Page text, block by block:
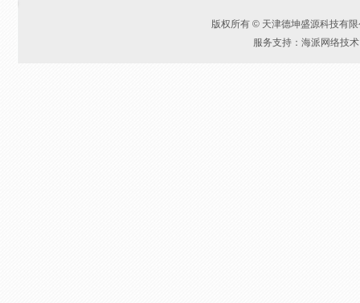
版权所有 © 天津德坤盛源科技有
服务支持：海派网络技